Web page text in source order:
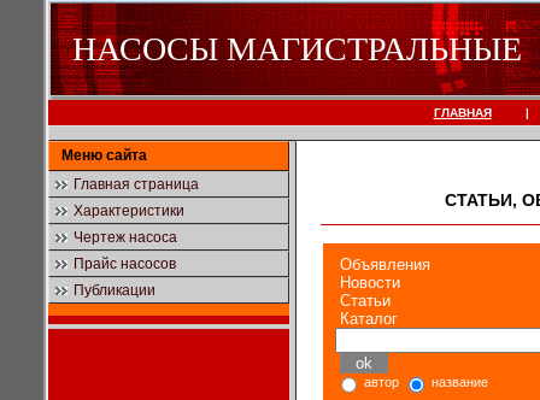
НАСОСЫ МАГИСТРАЛЬНЫЕ
ГЛАВНАЯ |
Меню сайта
Главная страница
Характеристики
Чертеж насоса
Прайс насосов
Публикации
СТАТЬИ,
Объявления
Новости
Статьи
Каталог
автор название